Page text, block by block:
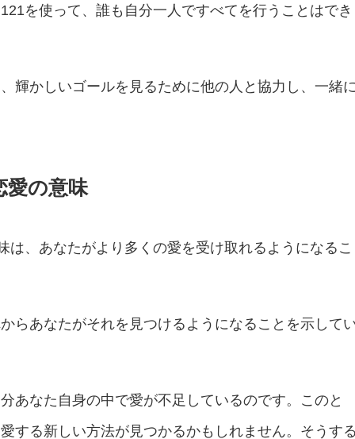
を使って、誰も自分一人ですべてを行うことはでき
輝かしいゴールを見るために他の人と協力し、一緒
愛の意味
、あなたがより多くの愛を受け取れるようになるこ
らあなたがそれを見つけるようになることを示して
あなた自身の中で愛が不足しているのです。このと
する新しい方法が見つかるかもしれません。そうす